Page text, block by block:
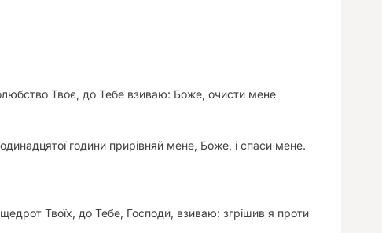
Твоє, до Тебе взиваю: Боже, очисти мене
години прирівняй мене, Боже, і спаси мене.
Твоїх, до Тебе, Господи, взиваю: згрішив я проти